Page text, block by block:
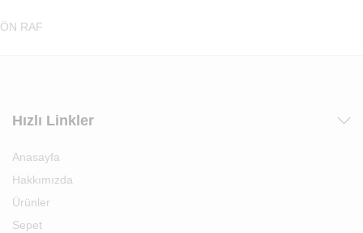
ÖN RAF
Hızlı Linkler
Anasayfa
Hakkımızda
Ürünler
Sepet